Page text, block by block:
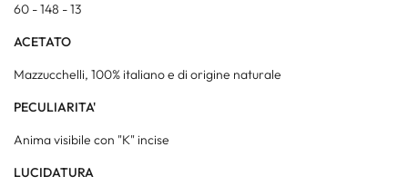
60 - 148 - 13
ACETATO
Mazzucchelli, 100% italiano e di origine naturale
PECULIARITA'
Anima visibile con "K" incise
LUCIDATURA